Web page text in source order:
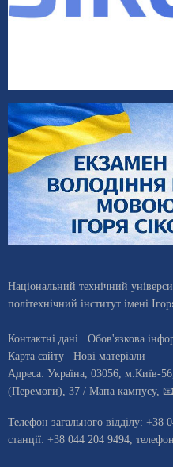
Національний технічний
політехнічний інститут імені
Контактні дані Обов'язкова
Карта сайту
Нові матеріали
Адреса: Україна, 03056, м.Київ-
(Перемоги), 37 / Мапа кампусу, 📧
Телефон загального відділу: +38
станцiї: +38 044 204 9494